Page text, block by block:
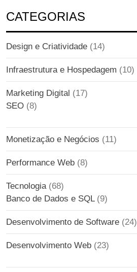
CATEGORIAS
Design e Criatividade (14)
Infraestrutura e Hospedagem (10)
Marketing Digital (17)
SEO (8)
Monetização e Negócios (11)
Performance Web (8)
Tecnologia(68)
Banco de Dados e SQL(9)
Desenvolvimento de Software (24)
Desenvolvimento Web (23)